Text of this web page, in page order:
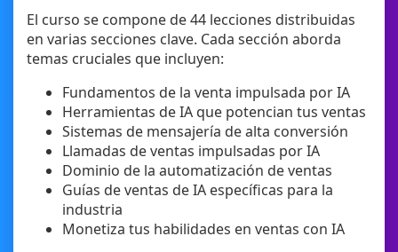
El curso se compone de 44 lecciones distribuidas
en varias secciones clave. Cada sección aborda
temas cruciales que incluyen:
Fundamentos de la venta impulsada por IA
Herramientas de IA que potencian tus ventas
Sistemas de mensajería de alta conversión
Llamadas de ventas impulsadas por IA
Dominio de la automatización de ventas
Guías de ventas de IA específicas para la
industria
Monetiza tus habilidades en ventas con IA